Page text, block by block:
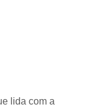
lida com a